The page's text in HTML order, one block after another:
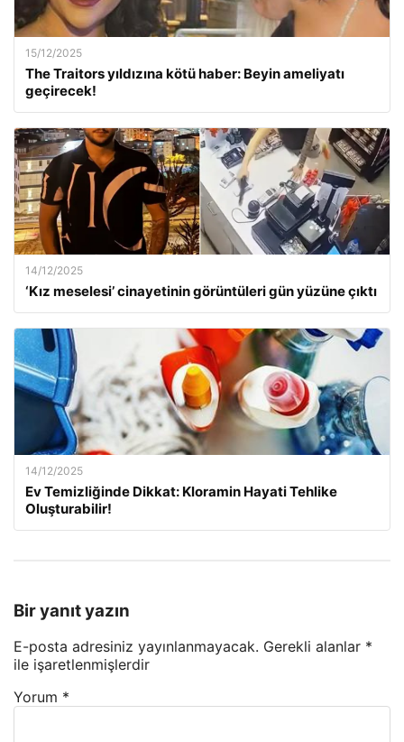
15/12/2025
The Traitors yıldızına kötü haber: Beyin ameliyatı
geçirecek!
14/12/2025
‘Kız meselesi’ cinayetinin görüntüleri gün yüzüne çıktı
14/12/2025
Ev Temizliğinde Dikkat: Kloramin Hayati Tehlike
Oluşturabilir!
Bir yanıt yazın
E-posta adresiniz yayınlanmayacak. Gerekli alanlar *
ile işaretlenmişlerdir
Yorum *